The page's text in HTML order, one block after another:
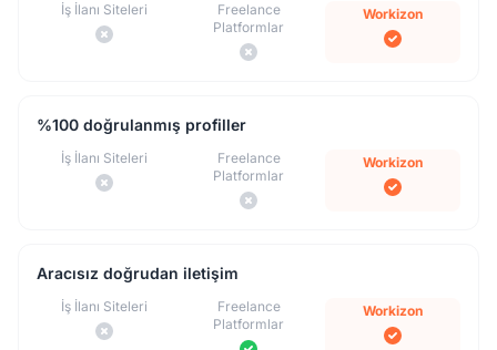
İş İlanı Siteleri
Freelance
Platformlar
Workizon
%100 doğrulanmış profiller
İş İlanı Siteleri
Freelance
Platformlar
Workizon
Aracısız doğrudan iletişim
İş İlanı Siteleri
Freelance
Platformlar
Workizon